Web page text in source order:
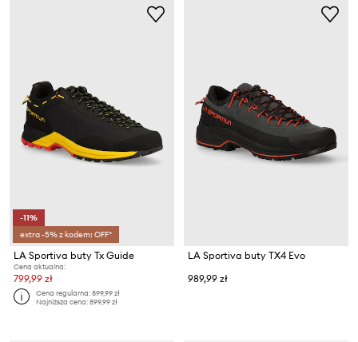
-11%
extra -5% z kodem: OFF*
LA Sportiva buty Tx Guide
Cena aktualna:
799,99 zł
Cena regularna:899,99 zł
Najniższa cena:899,99 zł
LA Sportiva buty TX4 Evo
989,99 zł